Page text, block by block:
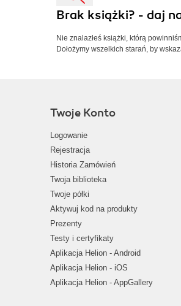
Brak książki? - daj
Nie znalazłeś książki, którą
Dołożymy wszelkich starań, by
Twoje Konto
Logowanie
Rejestracja
Historia Zamówień
Twoja biblioteka
Twoje półki
Aktywuj kod na produkty
Prezenty
Testy i certyfikaty
Aplikacja Helion - Android
Aplikacja Helion - iOS
Aplikacja Helion - AppGallery